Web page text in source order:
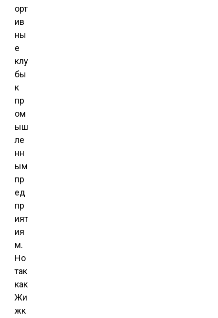
орт
ив
ны
е
клу
бы
к
пр
ом
ыш
ле
нн
ым
пр
ед
пр
ият
ия
м.
Но
так
как
Жи
жк